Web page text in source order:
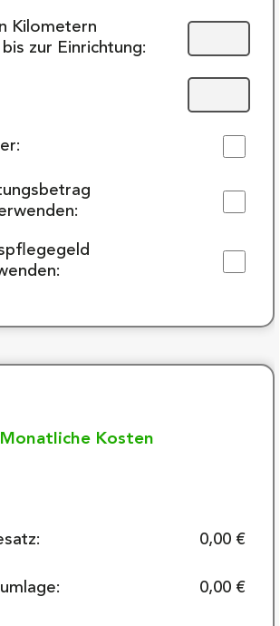
Kilometern
zur Einrichtung:
Monatliche Kosten
0,00 €
0,00 €